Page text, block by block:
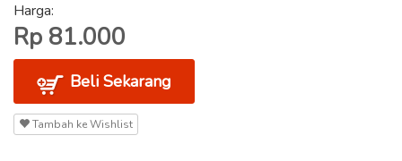
Harga:
Rp 81.000
Beli Sekarang
Tambah ke Wishlist